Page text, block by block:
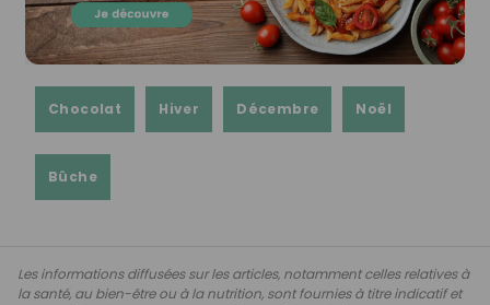
Chocolat Hiver Décembre Noël
Bûche
Les informations diffusées sur les articles, notamment celles relatives à
la santé, au bien-être ou à la nutrition, sont fournies à titre indicatif et